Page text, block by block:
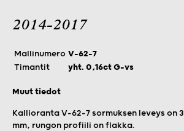
2014-2017
Mallinumero V-62-7
Timantit
yht. 0,16ct G-vs
Muut tiedot
Kallioranta V-62-7 sormuksen leveys on 3
mm, rungon profiili on flakka.